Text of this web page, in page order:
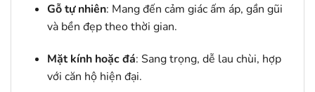
Gỗ tự nhiên: Mang đến cảm giác ấm áp, gần gũi
và bền đẹp theo thời gian.
Mặt kính hoặc đá: Sang trọng, dễ lau chùi, hợp
với căn hộ hiện đại.